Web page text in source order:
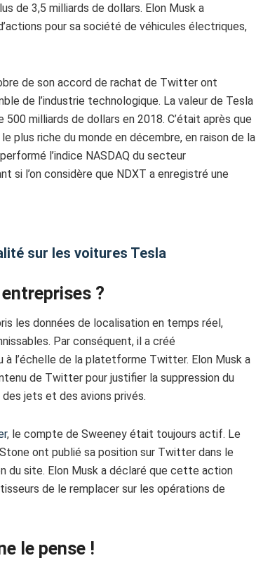
de 3,5 milliards de dollars. Elon Musk a
pour sa société de véhicules électriques,
de son accord de rachat de Twitter ont
de l’industrie technologique. La valeur de Tesla
milliards de dollars en 2018. C’était après que
plus riche du monde en décembre, en raison de la
l’indice NASDAQ du secteur
si l’on considère que NDXT a enregistré une
sur les voitures Tesla
?
les données de localisation en temps réel,
Par conséquent, il a créé
l’échelle de la platetforme Twitter. Elon Musk a
de Twitter pour justifier la suppression du
jets et des avions privés.
, le compte de Sweeney était toujours actif. Le
ont publié sa position sur Twitter dans le
du site. Elon Musk a déclaré que cette action
de le remplacer sur les opérations de
le pense !